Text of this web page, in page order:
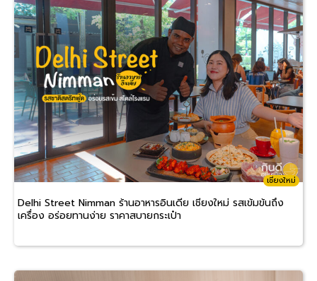
เชียงใหม่
Delhi Street Nimman ร้านอาหารอินเดีย เชียงใหม่ รสเข้มข้นถึง
เครื่อง อร่อยทานง่าย ราคาสบายกระเป๋า